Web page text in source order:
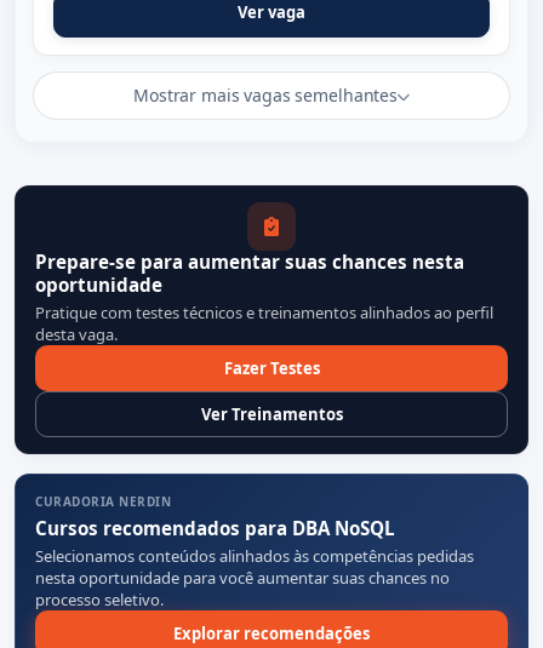
Ver vaga
Mostrar mais vagas semelhantes
Prepare-se para aumentar suas chances nesta
oportunidade
Pratique com testes técnicos e treinamentos alinhados ao perfil
desta vaga.
Fazer Testes
Ver Treinamentos
CURADORIA NERDIN
Cursos recomendados para DBA NoSQL
Selecionamos conteúdos alinhados às competências pedidas
nesta oportunidade para você aumentar suas chances no
processo seletivo.
Explorar recomendações